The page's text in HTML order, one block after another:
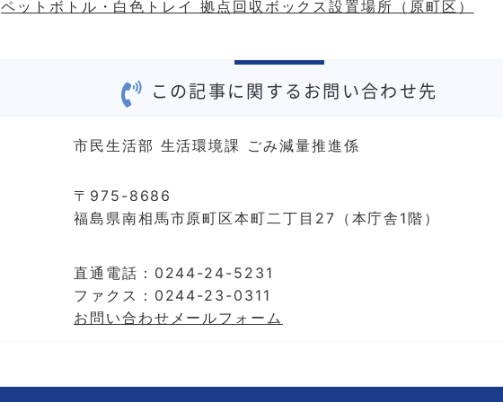
ペットボトル・白色トレイ 拠点回収ボックス設置場所（原町区）
この記事に関するお問い合わせ先
市民生活部 生活環境課 ごみ減量推進係
〒975-8686
福島県南相馬市原町区本町二丁目27（本庁舎1階）
直通電話：0244-24-5231
ファクス：0244-23-0311
お問い合わせメールフォーム